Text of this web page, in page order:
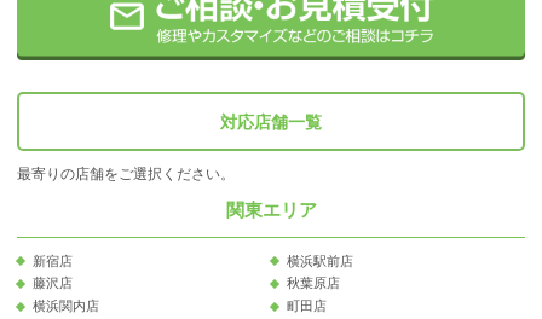
対応店舗一覧
最寄りの店舗をご選択ください。
関東エリア
新宿店
横浜駅前店
藤沢店
秋葉原店
横浜関内店
町田店